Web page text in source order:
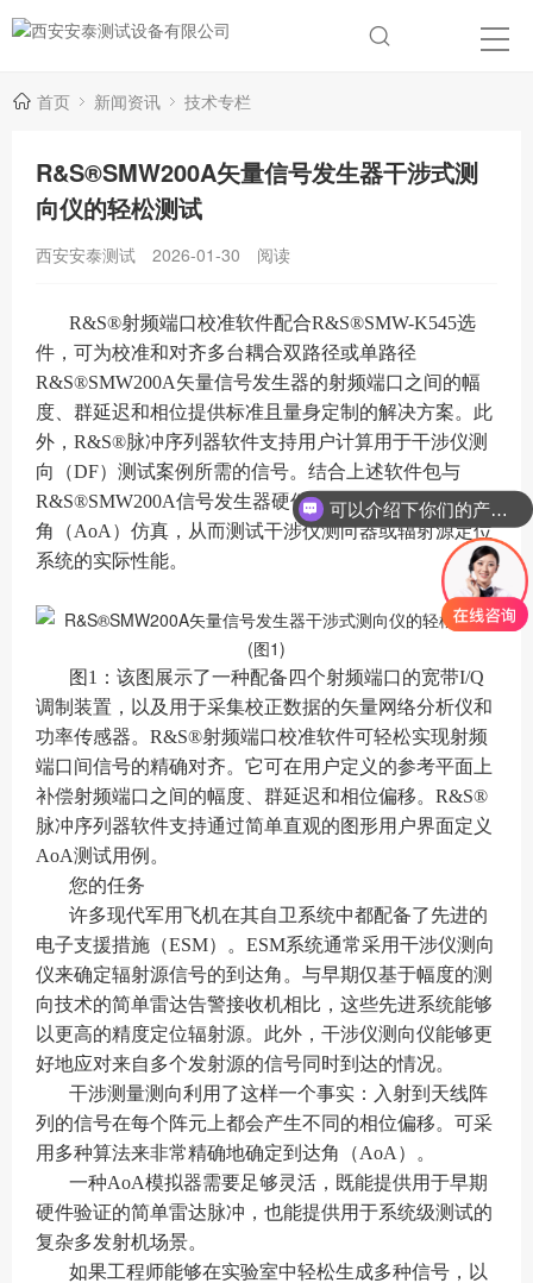
首页 新闻资讯 技术专栏
R&S®SMW200A矢量信号发生器干涉式测
向仪的轻松测试
西安安泰测试 2026-01-30 阅读
R&S®射频端口校准软件配合R&S®SMW-K545选
件，可为校准和对齐多台耦合双路径或单路径
R&S®SMW200A矢量信号发生器的射频端口之间的幅
度、群延迟和相位提供标准且量身定制的解决方案。此
外，R&S®脉冲序列器软件支持用户计算用于干涉仪测
向（DF）测试案例所需的信号。结合上述软件包与
R&S®SMW200A信号发生器硬件，可实现精确的到达
角（AoA）仿真，从而测试干涉仪测向器或辐射源定位
系统的实际性能。
图1：该图展示了一种配备四个射频端口的宽带I/Q
调制装置，以及用于采集校正数据的矢量网络分析仪和
功率传感器。R&S®射频端口校准软件可轻松实现射频
端口间信号的精确对齐。它可在用户定义的参考平面上
补偿射频端口之间的幅度、群延迟和相位偏移。R&S®
脉冲序列器软件支持通过简单直观的图形用户界面定义
AoA测试用例。
您的任务
许多现代军用飞机在其自卫系统中都配备了先进的
电子支援措施（ESM）。ESM系统通常采用干涉仪测向
仪来确定辐射源信号的到达角。与早期仅基于幅度的测
向技术的简单雷达告警接收机相比，这些先进系统能够
以更高的精度定位辐射源。此外，干涉仪测向仪能够更
好地应对来自多个发射源的信号同时到达的情况。
干涉测量测向利用了这样一个事实：入射到天线阵
列的信号在每个阵元上都会产生不同的相位偏移。可采
用多种算法来非常精确地确定到达角（AoA）。
一种AoA模拟器需要足够灵活，既能提供用于早期
硬件验证的简单雷达脉冲，也能提供用于系统级测试的
复杂多发射机场景。
如果工程师能够在实验室中轻松生成多种信号，以
可以介绍下你们的产品么？